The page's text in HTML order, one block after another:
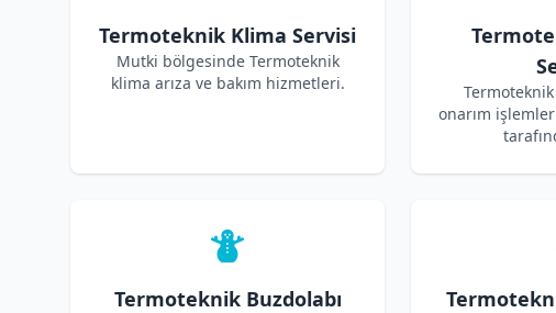
Termoteknik Klima Servisi
Mutki bölgesinde Termoteknik
klima arıza ve bakım hizmetleri.
onarım
Termoteknik Buzdolabı